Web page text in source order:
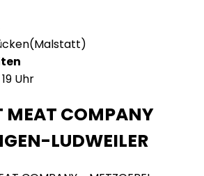
Uhr
MEAT COMPANY
LUDWEILER